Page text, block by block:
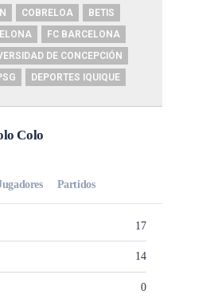
COBRELOA
BETIS
FC BARCELONA
DE CONCEPCIÓN
DEPORTES IQUIQUE